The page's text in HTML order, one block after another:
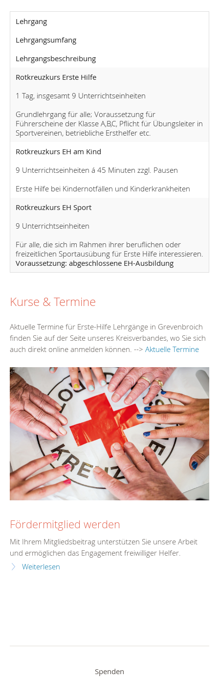
Lehrgang
Lehrgangsumfang
Lehrgangsbeschreibung
Rotkreuzkurs Erste Hilfe
1 Tag, insgesamt 9 Unterrichtseinheiten
Grundlehrgang für alle; Voraussetzung für
Führerscheine der Klasse A,B,C, Pflicht für Übungsleiter in
Sportvereinen, betriebliche Ersthelfer etc.
Rotkreuzkurs EH am Kind
9 Unterrichtseinheiten á 45 Minuten zzgl. Pausen
Erste Hilfe bei Kindernotfällen und Kinderkrankheiten
Rotkreuzkurs EH Sport
9 Unterrichtseinheiten
Für alle, die sich im Rahmen ihrer beruflichen oder
freizeitlichen Sportausübung für Erste Hilfe interessieren.
Voraussetzung: abgeschlossene EH-Ausbildung
Kurse & Termine
Aktuelle Termine für Erste-Hilfe Lehrgänge in Grevenbroich
finden Sie auf der Seite unseres Kreisverbandes, wo Sie sich
auch direkt online anmelden können. --> Aktuelle Termine
Fördermitglied werden
Mit Ihrem Mitgliedsbeitrag unterstützen Sie unsere Arbeit
und ermöglichen das Engagement freiwilliger Helfer.
Weiterlesen
Spenden